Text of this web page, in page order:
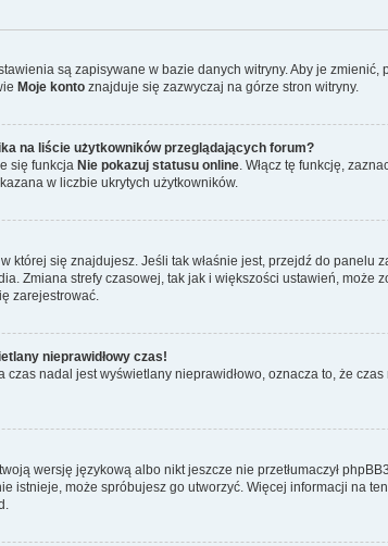
są zapisywane w bazie danych witryny. Aby je
Moje konto znajduje się zazwyczaj na górze stron witryny.
na liście użytkowników przeglądających forum?
się funkcja Nie pokazuj statusu online . Włącz tę funkcję,
w liczbie ukrytych użytkowników.
której się znajdujesz. Jeśli tak właśnie jest, przejdź do panelu
Zmiana strefy czasowej, tak jak i większości ustawień,
zarejestrować.
nieprawidłowy czas!
nadal jest wyświetlany nieprawidłowo, oznacza to, że
wersję językową albo nikt jeszcze nie przetłumaczył
istnieje, może spróbujesz go utworzyć. Więcej informacji na